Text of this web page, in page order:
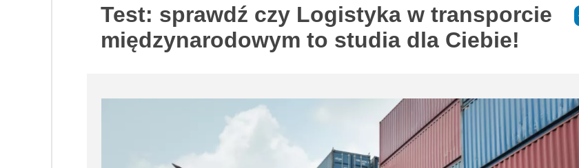
Test: sprawdź czy Logistyka w transporcie
międzynarodowym to studia dla Ciebie!